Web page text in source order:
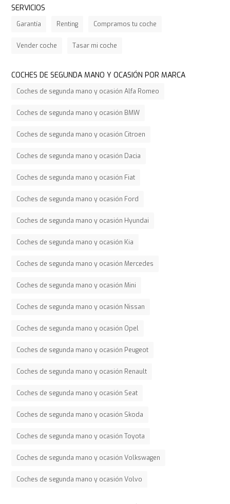
SERVICIOS
Garantía Renting Compramos tu coche
Vender coche Tasar mi coche
COCHES DE SEGUNDA MANO Y OCASIÓN POR MARCA
Coches de segunda mano y ocasión Alfa Romeo
Coches de segunda mano y ocasión BMW
Coches de segunda mano y ocasión Citroen
Coches de segunda mano y ocasión Dacia
Coches de segunda mano y ocasión Fiat
Coches de segunda mano y ocasión Ford
Coches de segunda mano y ocasión Hyundai
Coches de segunda mano y ocasión Kia
Coches de segunda mano y ocasión Mercedes
Coches de segunda mano y ocasión Mini
Coches de segunda mano y ocasión Nissan
Coches de segunda mano y ocasión Opel
Coches de segunda mano y ocasión Peugeot
Coches de segunda mano y ocasión Renault
Coches de segunda mano y ocasión Seat
Coches de segunda mano y ocasión Skoda
Coches de segunda mano y ocasión Toyota
Coches de segunda mano y ocasión Volkswagen
Coches de segunda mano y ocasión Volvo